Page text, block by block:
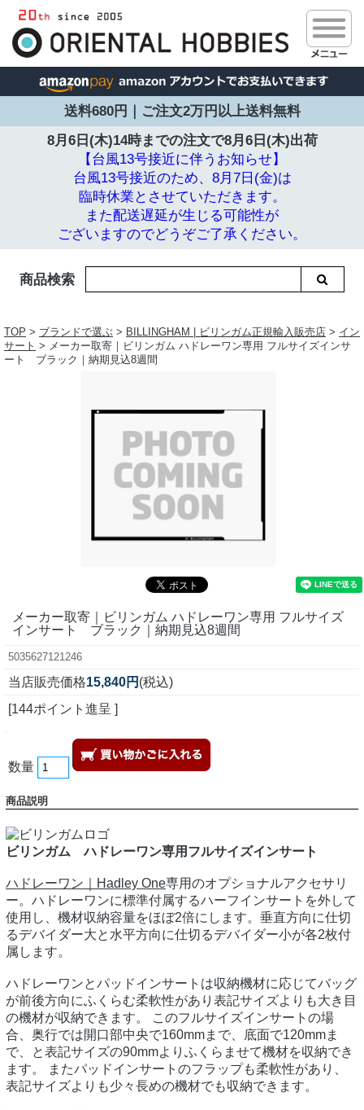
送料680円｜ご注文2万円以上送料無料
8月6日(木)14時までの注文で8月6日(木)出荷
【台風13号接近に伴うお知らせ】
台風13号接近のため、8月7日(金)は
臨時休業とさせていただきます。
また配送遅延が生じる可能性が
ございますのでどうぞご了承ください。
商品検索
TOP > ブランドで選ぶ > BILLINGHAM | ビリンガム正規輸入販売店 > イン
サート > メーカー取寄｜ビリンガム ハドレーワン専用 フルサイズインサ
ート ブラック｜納期見込8週間
メーカー取寄｜ビリンガム ハドレーワン専用 フルサイズ
インサート ブラック｜納期見込8週間
5035627121246
当店販売価格15,840円 (税込)
[144ポイント進呈 ]
数量
商品説明
ビリンガム ハドレーワン専用フルサイズインサート
ハドレーワン｜Hadley One専用のオプショナルアクセサリ
ー。ハドレーワンに標準付属するハーフインサートを外して
使用し、機材収納容量をほぼ2倍にします。垂直方向に仕切
るデバイダー大と水平方向に仕切るデバイダー小が各2枚付
属します。
ハドレーワンとパッドインサートは収納機材に応じてバッグ
が前後方向にふくらむ柔軟性があり表記サイズよりも大き目
の機材が収納できます。 このフルサイズインサートの場
合、奥行では開口部中央で160mmまで、底面で120mmま
で、と表記サイズの90mmよりふくらませて機材を収納でき
ます。 またパッドインサートのフラップも柔軟性があり、
表記サイズよりも少々長めの機材でも収納できます。